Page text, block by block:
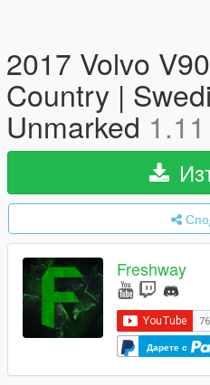
2017 Volvo
Country |
Unmarked 1.11
Freshway
Дарете с